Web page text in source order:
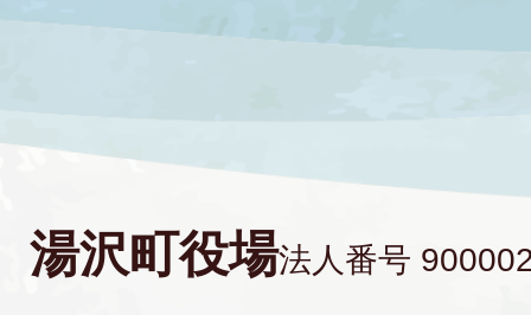
湯沢町役場法人番号